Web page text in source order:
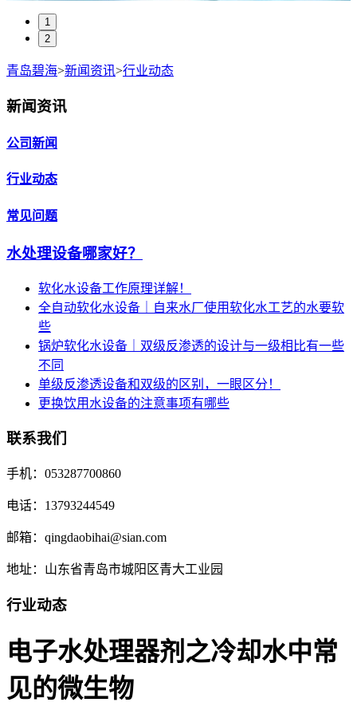
1
2
青岛碧海>新闻资讯>行业动态
新闻资讯
公司新闻
行业动态
常见问题
水处理设备哪家好？
软化水设备工作原理详解！
全自动软化水设备｜自来水厂使用软化水工艺的水要软
些
锅炉软化水设备｜双级反渗透的设计与一级相比有一些
不同
单级反渗透设备和双级的区别，一眼区分！
更换饮用水设备的注意事项有哪些
联系我们
手机：053287700860
电话：13793244549
邮箱：qingdaobihai@sian.com
地址：山东省青岛市城阳区青大工业园
行业动态
电子水处理器剂之冷却水中常
见的微生物